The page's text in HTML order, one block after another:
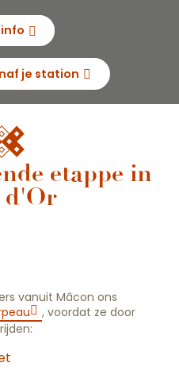
je station
etappe in
d'Or
vanuit Mâcon ons
, voordat ze door
rijden: